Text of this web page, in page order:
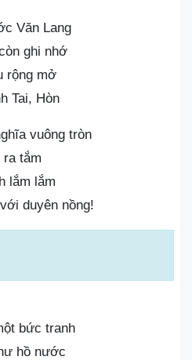
Văn Lang
ghi nhớ
rộng mở
Tai, Hòn
vuông tròn
ra tắm
lắm lắm
duyên nồng!
bức tranh
hồ nước